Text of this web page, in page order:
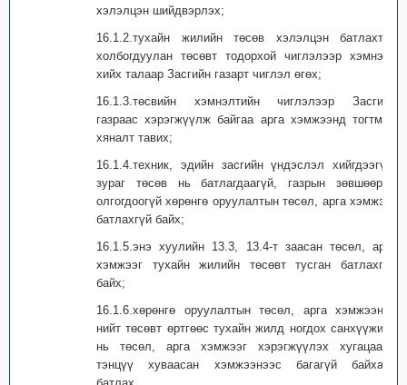
хэлэлцэн шийдвэрлэх;
16.1.2.тухайн жилийн төсөв хэлэлцэн батлахтай
холбогдуулан төсөвт тодорхой чиглэлээр хэмнэлт
хийх талаар Засгийн газарт чиглэл өгөх;
16.1.3.төсвийн хэмнэлтийн чиглэлээр Засгийн
газраас хэрэгжүүлж байгаа арга хэмжээнд тогтмол
хяналт тавих;
16.1.4.техник, эдийн засгийн үндэслэл хийгдээгүй,
зураг төсөв нь батлагдаагүй, газрын зөвшөөрөл
олгогдоогүй хөрөнгө оруулалтын төсөл, арга хэмжээг
батлахгүй байх;
16.1.5.энэ хуулийн 13.3, 13.4-т заасан төсөл, арга
хэмжээг тухайн жилийн төсөвт тусган батлахгүй
байх;
16.1.6.хөрөнгө оруулалтын төсөл, арга хэмжээний
нийт төсөвт өртгөөс тухайн жилд ногдох санхүүжилт
нь төсөл, арга хэмжээг хэрэгжүүлэх хугацаанд
тэнцүү хуваасан хэмжээнээс багагүй байхаар